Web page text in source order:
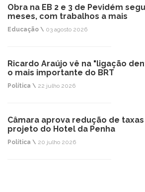
Obra na EB 2 e 3 de Pevidém
meses, com trabalhos a mais
Educação \ 03 agosto 2026
Ricardo Araújo vê na "ligação
o mais importante do BRT
Política \ 22 julho 2026
Câmara aprova redução de
projeto do Hotel da Penha
Política \ 20 julho 2026